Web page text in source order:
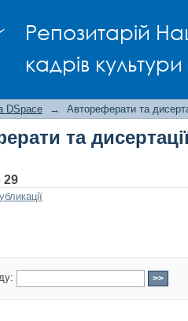
Репозитарій
кадрів
DSpace → Автореферати та
та
29